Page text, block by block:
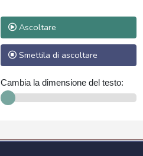
Ascoltare
Smettila di ascoltare
Cambia la dimensione del testo: